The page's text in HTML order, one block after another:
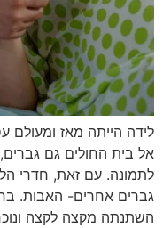
לידה הייתה מאז
אל בית החולים גם
לתמונה. עם זאת, חדרי
גברים אחרים- האבות.
השתנתה מקצה לקצה